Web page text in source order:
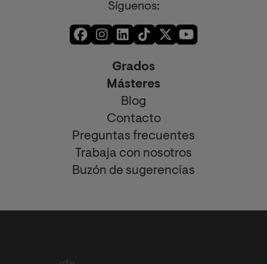
Síguenos:
Grados
Másteres
Blog
Contacto
Preguntas frecuentes
Trabaja con nosotros
Buzón de sugerencias